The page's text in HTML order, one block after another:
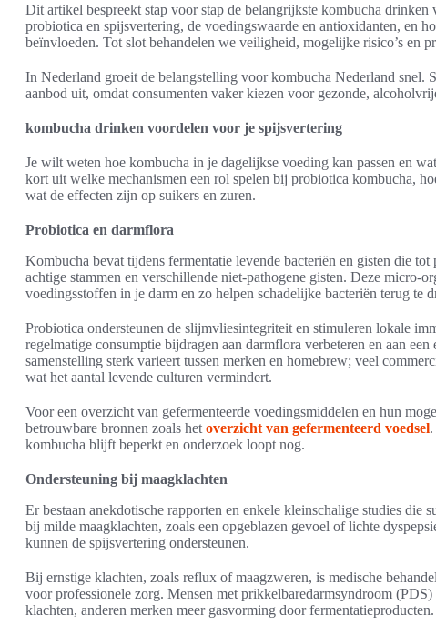
Dit artikel bespreekt stap voor stap de belangrijkste kombucha drinken
probiotica en spijsvertering, de voedingswaarde en antioxidanten, en
beïnvloeden. Tot slot behandelen we veiligheid, mogelijke risico’s en
In Nederland groeit de belangstelling voor kombucha Nederland snel.
aanbod uit, omdat consumenten vaker kiezen voor gezonde,
kombucha drinken voordelen voor je spijsvertering
Je wilt weten hoe kombucha in je dagelijkse voeding kan passen en
kort uit welke mechanismen een rol spelen bij probiotica kombucha,
wat de effecten zijn op suikers en zuren.
Probiotica en darmflora
Kombucha bevat tijdens fermentatie levende bacteriën en gisten die
achtige stammen en verschillende niet-pathogene gisten. Deze micro-
voedingsstoffen in je darm en zo helpen schadelijke bacteriën terug te
Probiotica ondersteunen de slijmvliesintegriteit en stimuleren lokale
regelmatige consumptie bijdragen aan darmflora verbeteren en aan
samenstelling sterk varieert tussen merken en homebrew; veel
wat het aantal levende culturen vermindert.
Voor een overzicht van gefermenteerde voedingsmiddelen en hun
betrouwbare bronnen zoals het overzicht van gefermenteerd voedsel
kombucha blijft beperkt en onderzoek loopt nog.
Ondersteuning bij maagklachten
Er bestaan anekdotische rapporten en enkele kleinschalige studies die
bij milde maagklachten, zoals een opgeblazen gevoel of lichte
kunnen de spijsvertering ondersteunen.
Bij ernstige klachten, zoals reflux of maagzweren, is medische
voor professionele zorg. Mensen met prikkelbaredarmsyndroom
klachten, anderen merken meer gasvorming door fermentatieproducten.